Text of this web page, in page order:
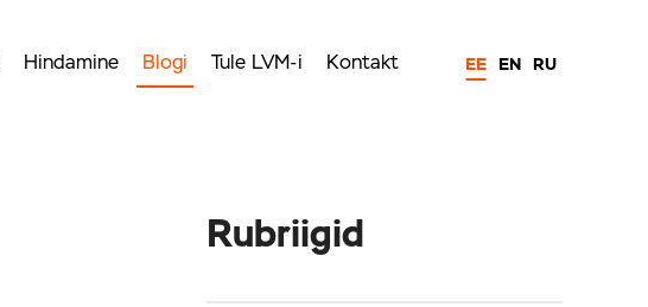
Hindamine Blogi Tule LVM-i Kontakt EE EN RU
Rubriigid